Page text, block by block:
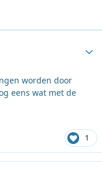
worden door
eens wat met de
1